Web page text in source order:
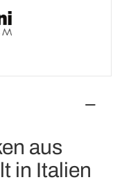
aus
in Italien